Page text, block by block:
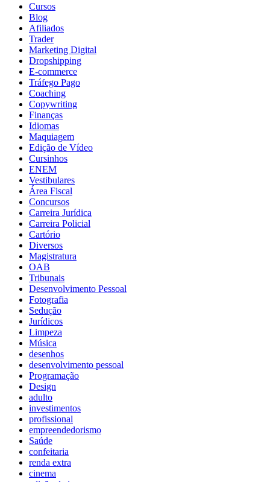
Cursos
Blog
Afiliados
Trader
Marketing Digital
Dropshipping
E-commerce
Tráfego Pago
Coaching
Copywriting
Finanças
Idiomas
Maquiagem
Edição de Vídeo
Cursinhos
ENEM
Vestibulares
Área Fiscal
Concursos
Carreira Jurídica
Carreira Policial
Cartório
Diversos
Magistratura
OAB
Tribunais
Desenvolvimento Pessoal
Fotografia
Sedução
Jurídicos
Limpeza
Música
desenhos
desenvolvimento pessoal
Programação
Design
adulto
investimentos
profissional
empreendedorismo
Saúde
confeitaria
renda extra
cinema